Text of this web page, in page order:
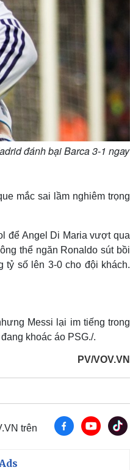
đánh bại Barca 3-1 ngay
mắc sai lầm nghiêm trọng
để Angel Di Maria vượt qua
thể ngăn Ronaldo sút bồi
tỷ số lên 3-0 cho đội khách.
Messi lại im tiếng trong
khoác áo PSG./.
PV/VOV.VN
trên